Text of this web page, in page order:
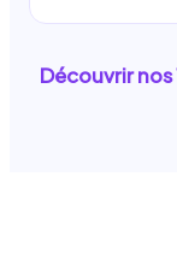
Découvrir nos